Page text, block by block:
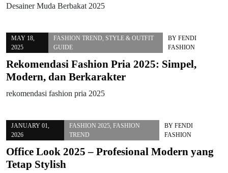
Desainer Muda Berbakat 2025
MAY 18,
2025
FASHION TREND STYLE & OUTFIT
GUIDE
BY FENDI
FASHION
Rekomendasi Fashion Pria 2025: Simpel,
Modern, dan Berkarakter
rekomendasi fashion pria 2025
JANUARY 01,
2026
FASHION 2025, FASHION
TREND
BYFENDI
FASHION
Office Look 2025 – Profesional Modern yang
Tetap Stylish